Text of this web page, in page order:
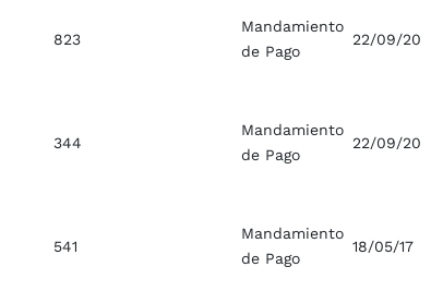
823
Mandamiento
de Pago
22/09/20
344
Mandamiento
de Pago
22/09/20
541
Mandamiento
de Pago
18/05/17